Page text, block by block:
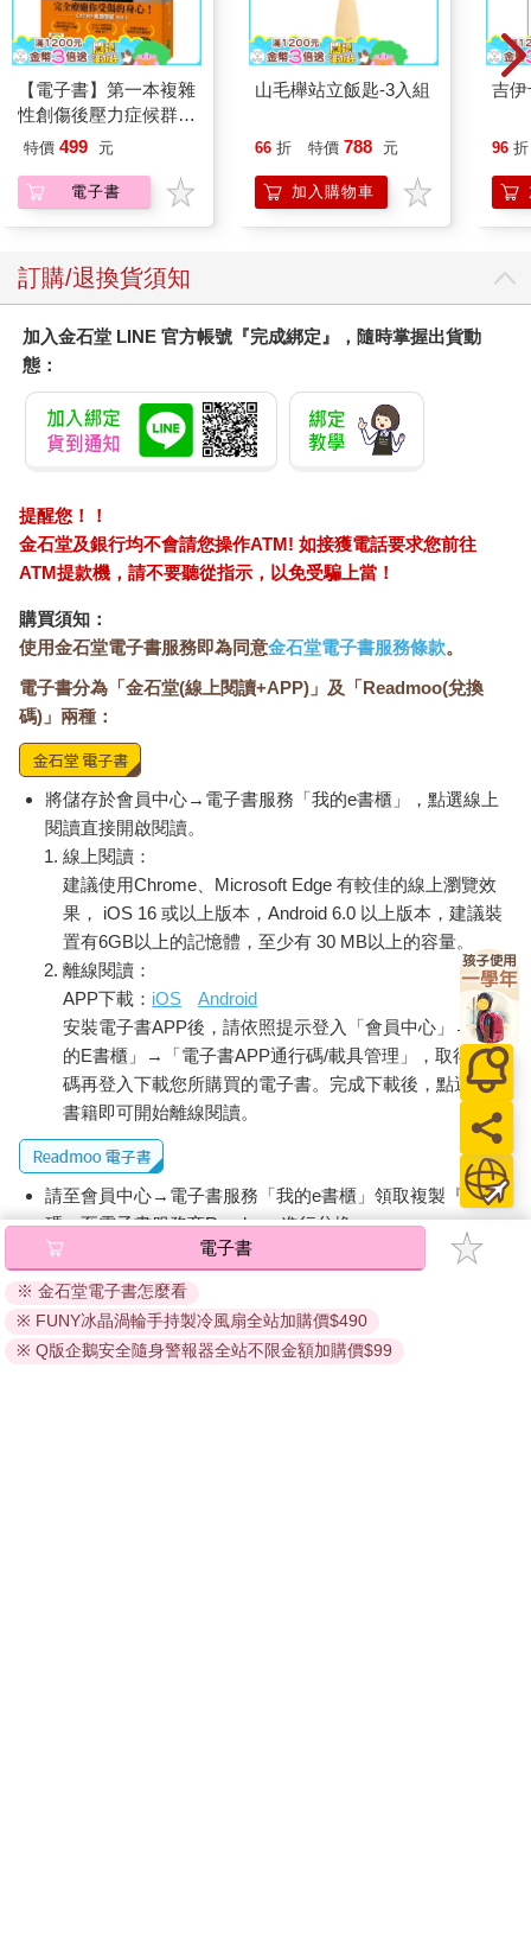
劇。還是傳奇《爛柯山》掌握了這則故事的悲劇內涵，但是在
《崑曲大全》老本子的〈逼休〉一折，崔氏取得休書後，在大雪
紛飛中竟把朱買臣逐出家門，這樣凶狠的女人很難演得讓觀眾同
情，江蘇省崑劇院的演出本改得最好（劇名《朱買臣休妻》），
把崔氏這個愛慕虛榮、不耐貧賤的平凡婦人刻劃得合情合理，恰
如其分，讓張繼青的精湛演技發揮到淋漓盡致。她能把一個反派
事，這就要靠真功夫了。張繼青演《朱買臣休妻》中的崔氏，得
自傳字輩老師傅沈傳芷的真傳。沈傳芷家學淵源，其父是「崑曲
包袱」，工正旦。張繼青既得名師指導，又加上自己深刻琢磨，
握投射出來，由於她完全進入角色，即使最後崔氏因夢成痴，瘋
瘋癲癲，仍讓人覺得那是真的，不是在做戲。《朱買臣休妻》變
成了張繼青的招牌戲，是實至名歸。我們看完她的〈痴夢〉，大
家嘆服，葉嘉瑩先生也連聲讚好。
在南京居然又在舞臺上看到了〈遊園驚夢〉！人生的境遇是如此
之不可測。白天我剛去遊過秦淮河、夫子廟，亦找到了當年以清
是民國時代南京紅極一時的清唱場所，當年那些唱平劇、唱崑曲
的姑娘，有的飛上枝頭，變成了大明星、官太太。
電影明星王熙春便是清唱出身的。得月臺，亦是秦淮水榭當年民
國時代一瞬繁華的見證。我又去了烏衣巷、桃葉渡，參觀了「桃
花扇底送南朝」李香君的故居媚香樓。重遊南京，就是要去尋找
童年時代的足跡。我是一九四六年戰後國民政府還都，跟著家人
從重慶飛至南京的，那時抗戰剛勝利，整個南京城都漾蕩著一股
劫後重生的興奮與喜悅，漁陽顰鼓的隱患，還離得很遠很遠。我
們從重慶那個泥黃色的山城驟然來到這六朝金粉的古都，到處的
名勝古蹟，真是看得人眼花撩亂。我永遠不會忘記爬到明孝陵那
些龐然大物的石馬石象背上那種奮亢之情，在雨花臺上我挖掘到
一枚脂胭血紅晶瑩剔透的彩石，那塊帶著血痕的彩石，跟隨了我
許多年，變成了我對南京記憶的一件信物。那年父親率領我們全
家到中山陵謁陵，爬上那三百九十多級石階，是一個莊嚴的儀
式。多年後，我才體會得到父親當年謁陵，告慰國父在天之靈抗
日勝利的心境。四十年後，天旋地轉，重返南京，再登中山陵，
看到鍾山下面鬱鬱蒼蒼，滿目河山，無一處不蘊藏著歷史的悲
愴，大概是由於對南京一份特殊的感情，很早時候便寫下了〈遊
園驚夢〉，算是對故都無盡的追思。臺上張繼青扮演的杜麗娘正
唱著〈皂羅袍〉：
原來奼紫嫣紅開遍
似這般都付與斷井頹垣
良辰美景奈何天
在臺下，我早已聽得魂飛天外，不知道想到哪裡去了。
離開南京前夕，我宴請南京大學的幾位教授，也邀請了張繼青，
為了答謝她精彩的演出。宴席我請南大代辦，他們卻偏偏選中了
「美齡宮」。「美齡宮」在南京東郊梅嶺林園路上，離中山陵不
遠，當年是蔣夫人宋美齡別墅，現在開放，對外營業。那是一座
【電子書】第一本複雜
性創傷後壓力症候群自
我療癒聖經（長銷典
特價 499 元
電子書
山毛櫸站立飯匙-3入組
66 折 特價 788 元
加入購物車
吉
96 折
訂購/退換貨須知
加入金石堂 LINE 官方帳號『完成綁定』，隨時掌握出貨動
態：
提醒您！！
金石堂及銀行均不會請您操作ATM! 如接獲電話要求您前往
ATM提款機，請不要聽從指示，以免受騙上當！
購買須知：
使用金石堂電子書服務即為同意金石堂電子書服務條款。
電子書分為「金石堂(線上閱讀+APP)」及「Readmoo(兌換
碼)」兩種：
將儲存於會員中心→電子書服務「我的e書櫃」，點選線上
閱讀直接開啟閱讀。
線上閱讀：
建議使用Chrome、Microsoft Edge 有較佳的線上瀏覽效
果， iOS 16 或以上版本，Android 6.0 以上版本，建議裝
置有6GB以上的記憶體，至少有 30 MB以上的容量。
離線閱讀：
APP下載： iOS
Android
安裝電子書APP後，請依照提示登入「會員中心」→「我
的E書櫃」→「電子書APP通行碼/載具管理」，取得通行
碼再登入下載您所購買的電子書。完成下載後，點選任一
書籍即可開始離線閱讀。
請至會員中心→電子書服務「我的e書櫃」領取複製『兌換
碼』至電子書服務商Readmoo進行兌換。
退換貨須知：
因版權保護，您在金石堂所購買的電子書僅能以金石堂專屬
的閱讀軟體開啟閱讀，無法以其他閱讀器或直接下載檔案。
依據「消費者保護法」第19條及行政院消費者保護處公告之
電子書
※ 金石堂電子書怎麼看
※ FUNY冰晶渦輪手持製冷風扇全站加購價$490
※ Q版企鵝安全隨身警報器全站不限金額加購價$99